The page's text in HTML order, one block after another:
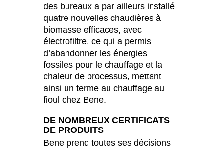
des bureaux a par ailleurs installé
quatre nouvelles chaudières à
biomasse efficaces, avec
électrofiltre, ce qui a permis
d’abandonner les énergies
fossiles pour le chauffage et la
chaleur de processus, mettant
ainsi un terme au chauffage au
fioul chez Bene.
DE NOMBREUX CERTIFICATS
DE PRODUITS
Bene prend toutes ses décisions